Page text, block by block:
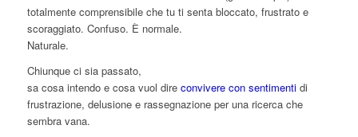
totalmente comprensibile che tu ti senta bloccato, frustrato e
scoraggiato. Confuso. È normale.
Naturale.
Chiunque ci sia passato,
sa cosa intendo e cosa vuol direconvivere con sentimentidi
frustrazione, delusione e rassegnazione per una ricerca che
sembra vana.